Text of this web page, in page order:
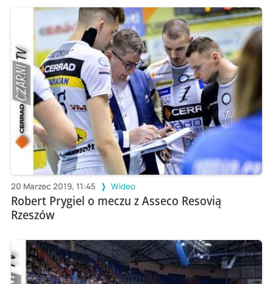
20 Marzec 2019, 11:45 Wideo
Robert Prygiel o meczu z Asseco Resovią
Rzeszów